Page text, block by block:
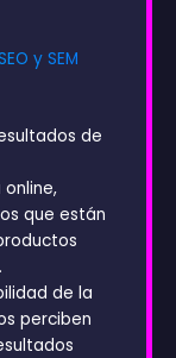
y SEM
de
que están
de la
perciben